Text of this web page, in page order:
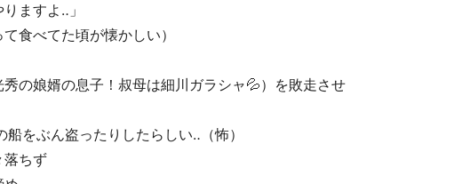
ますよ‥」
食べてた頃が懐かしい）
娘婿の息子！️叔母は細川ガラシャ💦）を敗走させ
ぶん盗ったりしたらしい‥（怖）
ちず